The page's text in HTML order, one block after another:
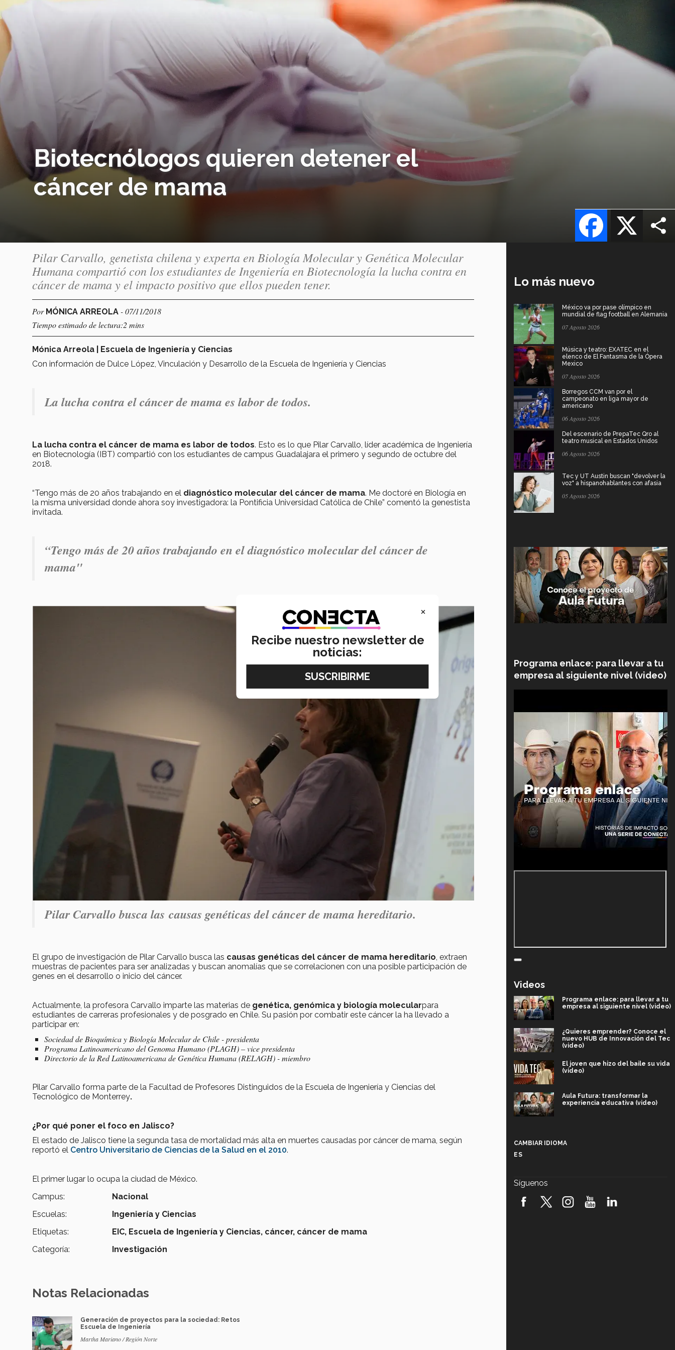
Biotecnólogos quieren detener el
cáncer de mama
X
Facebook
Pilar Carvallo, genetista chilena y experta en Biología Molecular y Genética Molecular
Humana compartió con los estudiantes de Ingeniería en Biotecnología la lucha contra en
cáncer de mama y el impacto positivo que ellos pueden tener.
Por MÓNICA ARREOLA - 07/11/2018
Tiempo estimado de lectura:2 mins
Mónica Arreola | Escuela de Ingeniería y Ciencias
Con información de Dulce López, Vinculación y Desarrollo de la Escuela de Ingeniería y Ciencias
La lucha contra el cáncer de mama es labor de todos.
La lucha contra el cáncer de mama es labor de todos. Esto es lo que Pilar Carvallo, líder académica de Ingeniería
en Biotecnología (IBT) compartió con los estudiantes de campus Guadalajara el primero y segundo de octubre del
2018.
“Tengo más de 20 años trabajando en el diagnóstico molecular del cáncer de mama. Me doctoré en Biología en
la misma universidad donde ahora soy investigadora: la Pontificia Universidad Católica de Chile” comentó la genestista
invitada.
“Tengo más de 20 años trabajando en el diagnóstico molecular del cáncer de
mama"
Pilar Carvallo busca las causas genéticas del cáncer de mama hereditario.
El grupo de investigación de Pilar Carvallo busca las causas genéticas del cáncer de mama hereditario, extraen
muestras de pacientes para ser analizadas y buscan anomalías que se correlacionen con una posible participación de
genes en el desarrollo o inicio del cáncer.
Actualmente, la profesora Carvallo imparte las materias de genética, genómica y biología molecularpara
estudiantes de carreras profesionales y de posgrado en Chile. Su pasión por combatir este cáncer la ha llevado a
participar en:
Sociedad de Bioquímica y Biología Molecular de Chile - presidenta
Programa Latinoamericano del Genoma Humano (PLAGH) – vice presidenta
Directorio de la Red Latinoamericana de Genética Humana (RELAGH) - miembro
Pilar Carvallo forma parte de la Facultad de Profesores Distinguidos de la Escuela de Ingeniería y Ciencias del
Tecnológico de Monterrey.
¿Por qué poner el foco en Jalisco?
El estado de Jalisco tiene la segunda tasa de mortalidad más alta en muertes causadas por cáncer de mama, según
reportó el Centro Universitario de Ciencias de la Salud en el 2010.
El primer lugar lo ocupa la ciudad de México.
Campus:
Nacional
Escuelas:
Ingeniería y Ciencias
Etiquetas:
EIC, Escuela de Ingeniería y Ciencias, cáncer, cáncer de mama
Categoría:
Investigación
Notas Relacionadas
Generación de proyectos para la sociedad: Retos
Escuela de Ingeniería
Martha Mariano / Región Norte
Lo más nuevo
México va por pase olímpico en
mundial de flag football en Alemania
07 Agosto 2026
Música y teatro: EXATEC en el
elenco de El Fantasma de la Ópera
Mexico
07 Agosto 2026
Borregos CCM van por el
campeonato en liga mayor de
americano
06 Agosto 2026
Del escenario de PrepaTec Qro al
teatro musical en Estados Unidos
06 Agosto 2026
Tec y UT Austin buscan "devolver la
voz" a hispanohablantes con afasia
05 Agosto 2026
Programa enlace: para llevar a tu
empresa al siguiente nivel (video)
Videos
Programa enlace: para llevar a tu
empresa al siguiente nivel (video)
¿Quieres emprender? Conoce el
nuevo HUB de Innovación del Tec
(video)
El joven que hizo del baile su vida
(video)
Aula Futura: transformar la
experiencia educativa (video)
robótica FIRST 2026! (video)
CAMBIAR IDIOMA
ES
Síguenos
×
Recibe nuestro newsletter de
noticias: